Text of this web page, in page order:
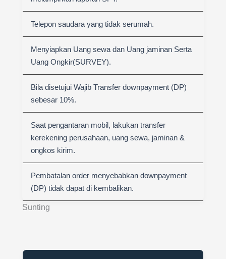
Sunting
Telepon saudara yang tidak serumah.
Menyiapkan Uang sewa dan Uang jaminan Serta
Uang Ongkir(SURVEY).
Bila disetujui Wajib Transfer downpayment (DP)
sebesar 10%.
Saat pengantaran mobil, lakukan transfer
kerekening perusahaan, uang sewa, jaminan &
ongkos kirim.
Pembatalan order menyebabkan downpayment
(DP) tidak dapat di kembalikan.